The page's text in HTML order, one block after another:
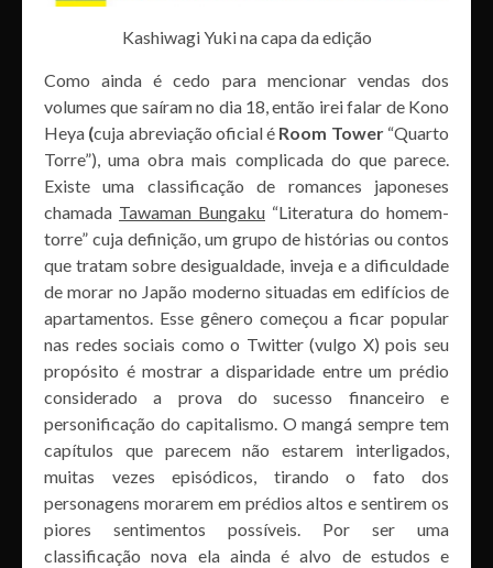
Kashiwagi Yuki na capa da edição
Como ainda é cedo para mencionar vendas dos
volumes que saíram no dia 18, então irei falar de Kono
Heya (cuja abreviação oficial é Room Tower “Quarto
Torre”), uma obra mais complicada do que parece.
Existe uma classificação de romances japoneses
chamada Tawaman Bungaku “Literatura do homem-
torre” cuja definição, um grupo de histórias ou contos
que tratam sobre desigualdade, inveja e a dificuldade
de morar no Japão moderno situadas em edifícios de
apartamentos. Esse gênero começou a ficar popular
nas redes sociais como o Twitter (vulgo X) pois seu
propósito é mostrar a disparidade entre um prédio
considerado a prova do sucesso financeiro e
personificação do capitalismo. O mangá sempre tem
capítulos que parecem não estarem interligados,
muitas vezes episódicos, tirando o fato dos
personagens morarem em prédios altos e sentirem os
piores sentimentos possíveis. Por ser uma
classificação nova ela ainda é alvo de estudos e